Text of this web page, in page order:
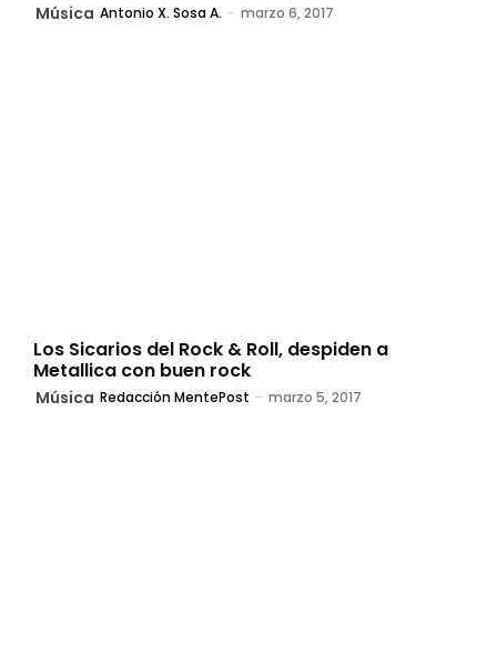
Música Antonio X. Sosa A. - marzo 6, 2017
Los Sicarios del Rock & Roll, despiden a
Metallica con buen rock
Música Redacción MentePost - marzo 5, 2017